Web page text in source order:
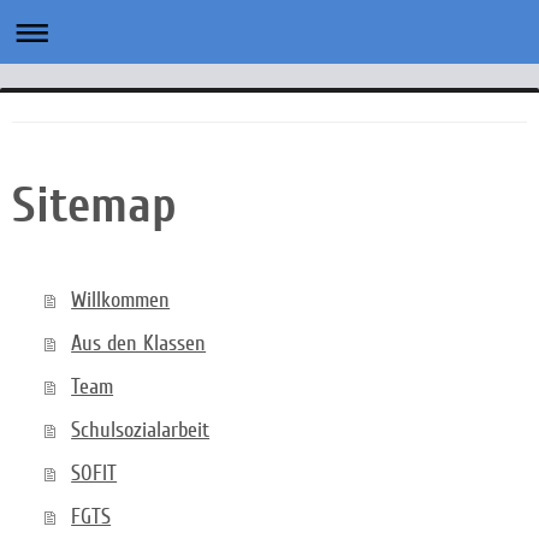
Sitemap
Willkommen
Aus den Klassen
Team
Schulsozialarbeit
SOFIT
FGTS